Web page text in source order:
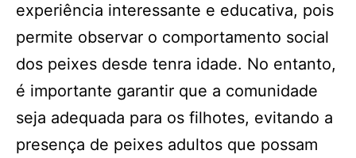
experiência interessante e educativa, pois
permite observar o comportamento social
dos peixes desde tenra idade. No entanto,
é importante garantir que a comunidade
seja adequada para os filhotes, evitando a
presença de peixes adultos que possam